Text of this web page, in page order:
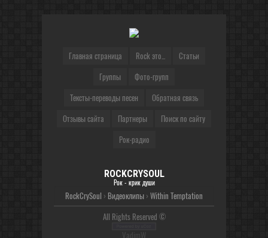
Главная страница Rock это...
Статьи
Группы
Фото-групп
Тексты-переводы песен
Обратная связь
Отзывы сайта
Партнеры
Поиск по сайту
Рок-радио
ROCKCRYSOUL
Рок - крик души
RockCrySoul › Видеоклипы › Within Temptation
All Rights Reserved ©